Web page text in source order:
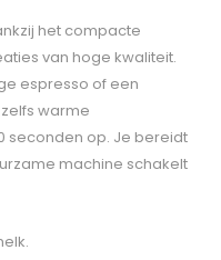
het compacte
van hoge kwaliteit.
espresso of een
warme
seconden op. Je bereidt
machine schakelt